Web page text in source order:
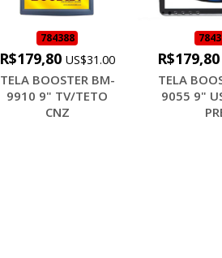
784388
R$179,80 US$31.00
TELA BOOSTER BM-
9910 9" TV/TETO
CNZ
R$179,80
TELA
9055 9"